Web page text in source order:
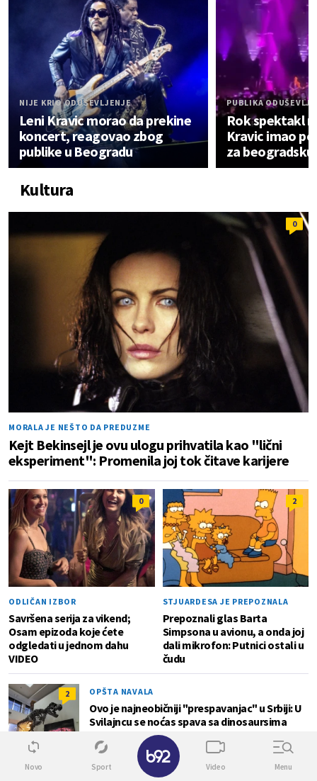
NIJE KRIO ODUŠEVLJENJE
Leni Kravic morao da prekine
koncert, reagovao zbog
publike u Beogradu
PUBLIKA
Rok spektakl
Kravic imao
za beogradsku
Kultura
0
MORALA JE NEŠTO DA PREDUZME
Kejt Bekinsejl je ovu ulogu prihvatila kao "lični
eksperiment": Promenila joj tok čitave karijere
0
ODLIČAN IZBOR
Savršena serija za vikend;
Osam epizoda koje ćete
odgledati u jednom dahu
VIDEO
2
STJUARDESA JE PREPOZNALA
Prepoznali glas Barta
Simpsona u avionu, a onda joj
dali mikrofon: Putnici ostali u
čudu
2 OPŠTA NAVALA
Ovo je najneobičniji "prespavanjac" u Srbiji: U
Svilajncu se noćas spava sa dinosaursima
Novo Sport Video Menu
✕